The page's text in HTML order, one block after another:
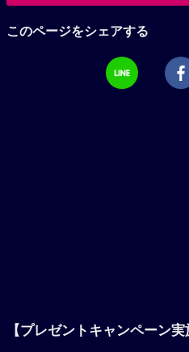
このページをシェアする
【プレゼントキャンペーン実